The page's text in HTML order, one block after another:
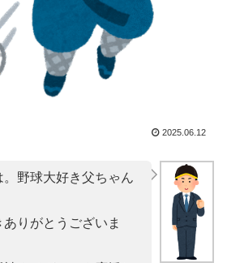
2025.06.12
野球大好き父ちゃん
りがとうございま